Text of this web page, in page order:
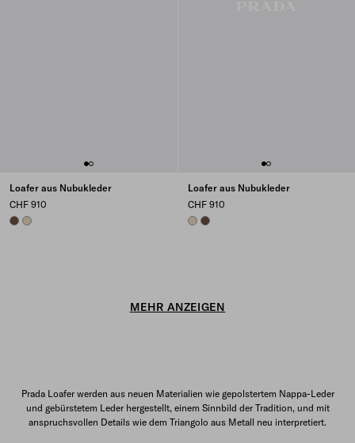
Loafer aus Nubukleder
CHF 910
COCOA BROWN
DESERT BEIGE
Loafer aus Nubukleder
CHF 910
DESERT BEIGE
COCOA BROWN
MEHR ANZEIGEN
Prada Loafer werden aus neuen Materialien wie gepolstertem Nappa-Leder
und gebürstetem Leder hergestellt, einem Sinnbild der Tradition, und mit
anspruchsvollen Details wie dem Triangolo aus Metall neu interpretiert.